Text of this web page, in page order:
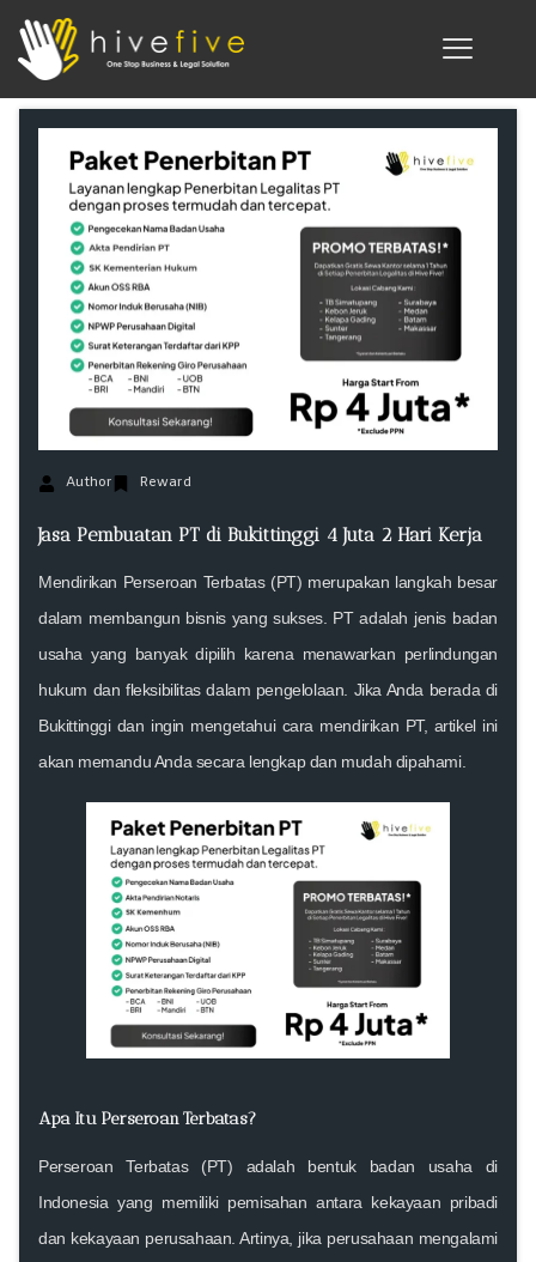
Author Reward
Jasa Pembuatan PT di Bukittinggi 4 Juta 2 Hari Kerja
Mendirikan Perseroan Terbatas (PT) merupakan langkah besar
dalam membangun bisnis yang sukses. PT adalah jenis badan
usaha yang banyak dipilih karena menawarkan perlindungan
hukum dan fleksibilitas dalam pengelolaan. Jika Anda berada di
Bukittinggi dan ingin mengetahui cara mendirikan PT, artikel ini
akan memandu Anda secara lengkap dan mudah dipahami.
Apa Itu Perseroan Terbatas?
Perseroan Terbatas (PT) adalah bentuk badan usaha di
Indonesia yang memiliki pemisahan antara kekayaan pribadi
dan kekayaan perusahaan. Artinya, jika perusahaan mengalami